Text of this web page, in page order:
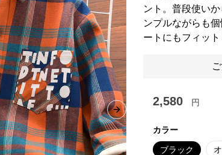
Next slide
ント。普段使い
ンプルながらも
ートにもフィッ
2,580 円
カラー
ブラック